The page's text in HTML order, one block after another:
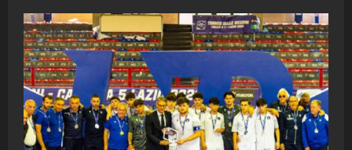
2
3
"SportEmpire" in Podcast
“SportEmpire” in Podcast: 28^ Puntata
(Martedi 21 Aprile 2026)
21/04/2026